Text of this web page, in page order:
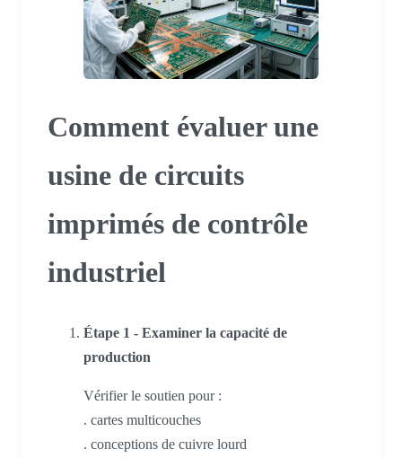
Comment évaluer une
usine de circuits
imprimés de contrôle
industriel
Étape 1 - Examiner la capacité de
production
Vérifier le soutien pour :
. cartes multicouches
. conceptions de cuivre lourd